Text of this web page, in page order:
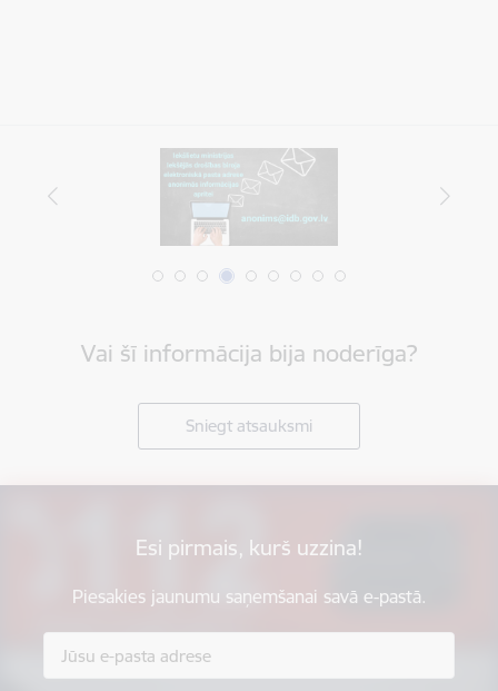
Vai šī informācija bija noderīga?
Sniegt atsauksmi
Esi pirmais, kurš uzzina!
Piesakies jaunumu saņemšanai savā e-pastā.